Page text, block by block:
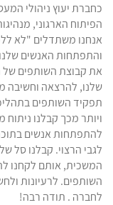
הפיתוח הארגוני,
אנחנו משתדלים "לא
את קבוצת השותפים של
שלנו, להרצאה וחשיבה
תפקיד השותפים
ויותר מכך קבלנו
להתפתחות אנשים
לגבי הרצוי. קבלנו סל
המשכית, אותם לקחנו
השותפים. לרעיונות
לחברה . תודה רבה!